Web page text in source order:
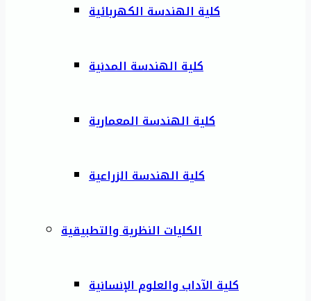
كلية الهندسة الكهربائية
كلية الهندسة المدنية
كلية الهندسة المعمارية
كلية الهندسة الزراعية
الكليات النظرية والتطبيقية
كلية الآداب والعلوم الإنسانية